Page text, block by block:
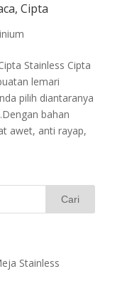
Cipta
Stainless Cipta
lemari
pilih diantaranya
bahan
awet, anti rayap,
Stainless